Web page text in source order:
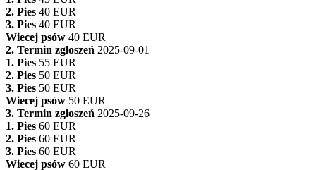
2. Pies 40 EUR
3. Pies 40 EUR
Wiecej psów 40 EUR
2. Termin zgłoszeń 2025-09-01
1. Pies 55 EUR
2. Pies 50 EUR
3. Pies 50 EUR
Wiecej psów 50 EUR
3. Termin zgłoszeń 2025-09-26
1. Pies 60 EUR
2. Pies 60 EUR
3. Pies 60 EUR
Wiecej psów 60 EUR